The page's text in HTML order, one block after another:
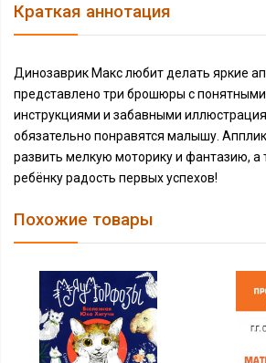
Краткая аннотация
Динозаврик Макс любит делать яркие
представлено три брошюры с
инструкциями и забавными
обязательно понравятся малышу.
развить мелкую моторику и фантазию, а
ребёнку радость первых успехов!
Похожие товары